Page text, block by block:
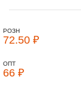
РОЗН
72.50 ₽
ОПТ
66 ₽